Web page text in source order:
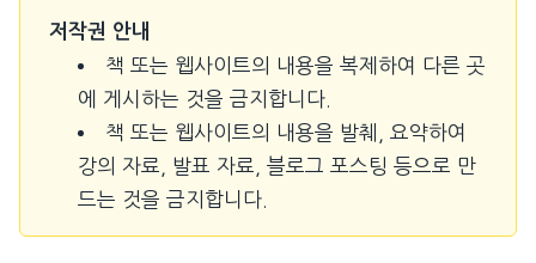
저작권 안내
책 또는 웹사이트의 내용을 복제하여 다른 곳
에 게시하는 것을 금지합니다.
책 또는 웹사이트의 내용을 발췌, 요약하여
강의 자료, 발표 자료, 블로그 포스팅 등으로 만
드는 것을 금지합니다.